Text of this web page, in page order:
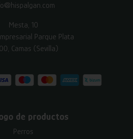
Mesta, 10
Parque Plata
Camas (Sevilla)
de productos
Perros